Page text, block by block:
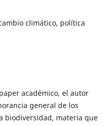
climático, política
académico, el autor
general de los
biodiversidad, materia que